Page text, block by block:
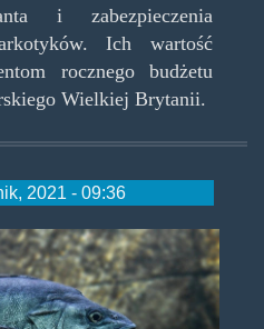
i zabezpieczenia
Ich wartość
rocznego budżetu
Wielkiej Brytanii.
2021 - 09:36